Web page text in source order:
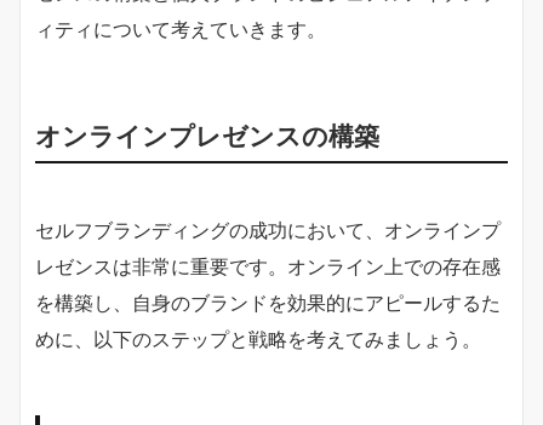
ィティについて考えていきます。
オンラインプレゼンスの構築
セルフブランディングの成功において、オンラインプ
レゼンスは非常に重要です。オンライン上での存在感
を構築し、自身のブランドを効果的にアピールするた
めに、以下のステップと戦略を考えてみましょう。